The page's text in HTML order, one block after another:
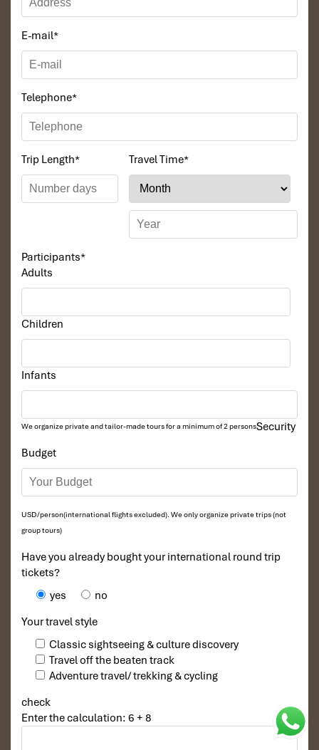
E-mail*
Telephone*
Trip Length* Travel Time*
Participants*
Adults
Children
Infants
We organize private and tailor-made tours for a minimum of 2 persons
Budget
USD/person(international flights excluded). We only organize private trips (not
group tours)
Have you already bought your international round trip
tickets?
yes
no
Your travel style
Classic sightseeing & culture discovery
Travel off the beaten track
Adventure travel/ trekking & cycling
Security
check
Enter the calculation: 6 + 8